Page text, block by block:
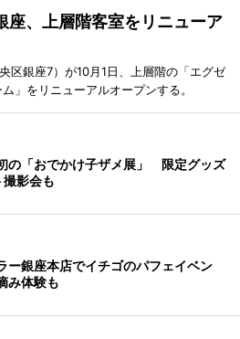
座、上層階客室をリニューア
区銀座7）が10月1日、上層階の「エグゼ
」をリニューアルオープンする。
の「おでかけ子ザメ展」 限定グッズ
影会も
ー銀座本店でイチゴのパフェイベン
み体験も